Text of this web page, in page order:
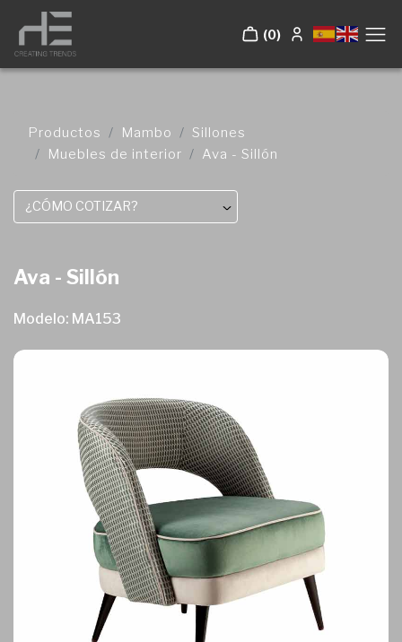
(0)
Productos Mambo
Sillones
Muebles de interior
Ava - Sillón
¿CÓMO COTIZAR?
Ava - Sillón
Modelo: MA153